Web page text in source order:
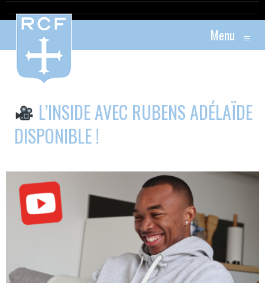
Menu ≡
L’INSIDE AVEC RUBENS ADÉLAÏDE
DISPONIBLE !